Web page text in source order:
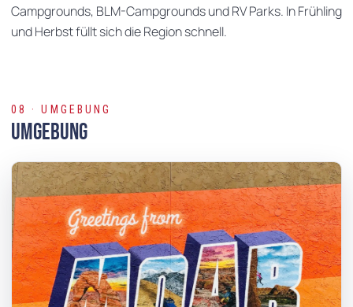
Campgrounds, BLM-Campgrounds und RV Parks. In Frühling
und Herbst füllt sich die Region schnell.
08 · UMGEBUNG
Umgebung